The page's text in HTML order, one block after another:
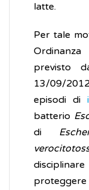
latte.
Per tale
previsto
13/09/
episodi di
batterio
di